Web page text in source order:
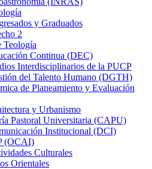
y Graduados
2
Teología
Continua (DEC)
Interdisciplinarios de la PUCP
del Talento Humano (DGTH)
de Planeamiento y Evaluación
y Urbanismo
Pastoral Universitaria (CAPU)
Institucional (DCI)
(OCAI)
Culturales
Orientales